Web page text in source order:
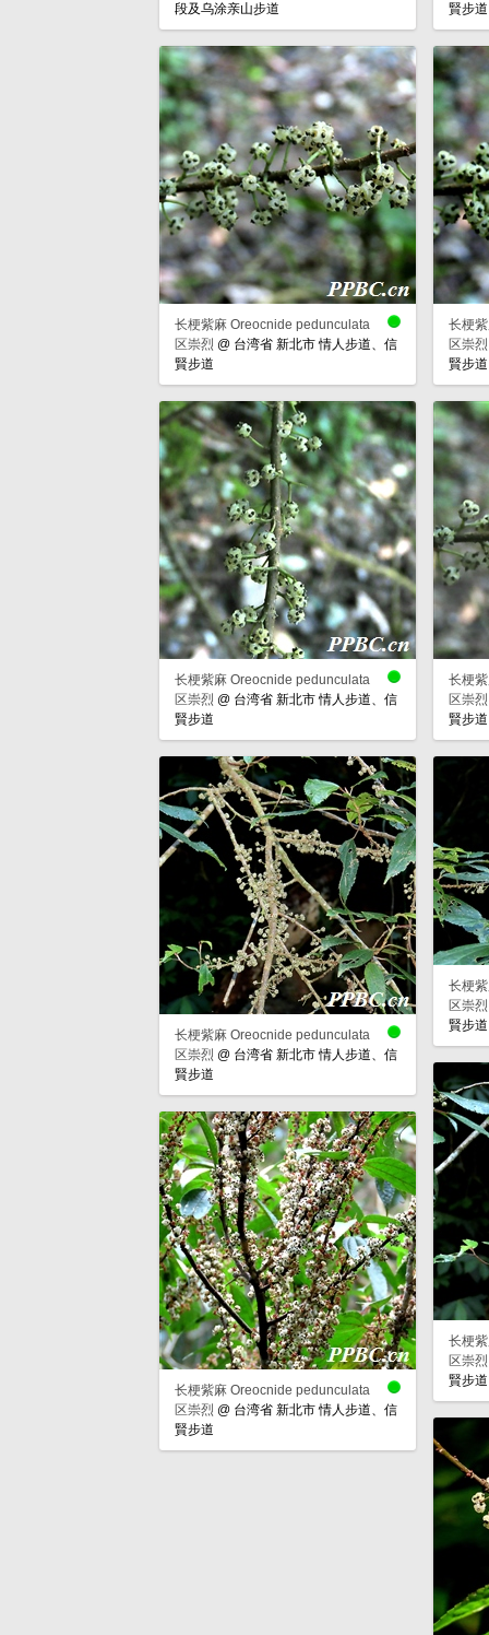
段及乌涂亲山步道
賢步道
长梗紫麻 Oreocnide pedunculata
区崇烈 @台湾省 新北市 情人步道、信
賢步道
长梗
区崇烈
賢步道
长梗紫麻 Oreocnide pedunculata
区崇烈 @台湾省 新北市 情人步道、信
賢步道
长梗
区崇烈
賢步道
长梗紫麻 Oreocnide pedunculata
区崇烈 @台湾省 新北市 情人步道、信
賢步道
长梗
区崇烈
賢步道
长梗
区崇烈
賢步道
长梗紫麻 Oreocnide pedunculata
区崇烈 @台湾省 新北市 情人步道、信
賢步道